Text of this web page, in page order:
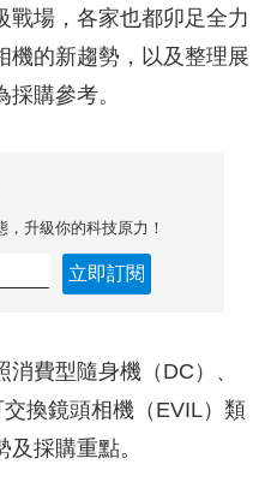
戰場，各家也都卯足全力
機的新趨勢，以及整理展
購參考。
升級你的科技原力！
立即訂閱
費型隨身機（DC）、
換鏡頭相機（EVIL）類
採購重點。